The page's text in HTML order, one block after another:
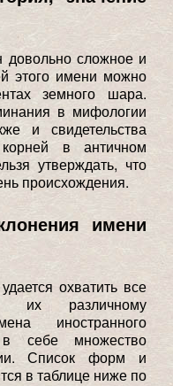
сложное и
этого имени можно
земного шара.
в мифологии
и свидетельства
в античном
утверждать, что
происхождения.
имени
охватить все
их различному
иностранного
в себе множество
Список форм и
в таблице ниже по